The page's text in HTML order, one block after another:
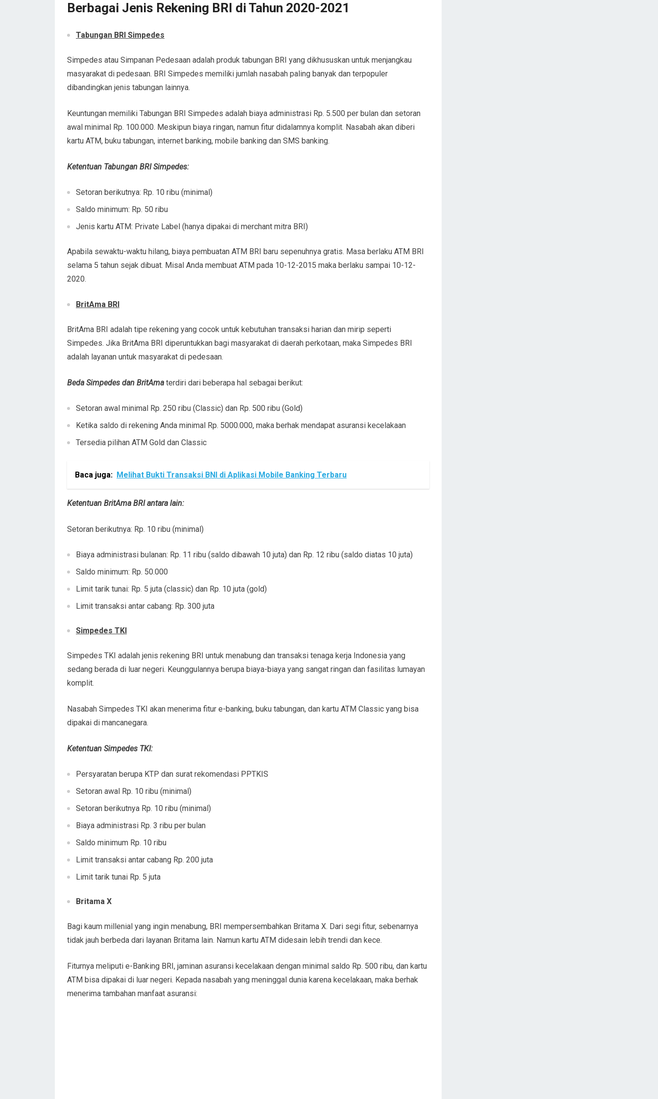
Berbagai Jenis Rekening BRI di Tahun 2020-2021
Tabungan BRI Simpedes
Simpedes atau Simpanan Pedesaan adalah produk tabungan BRI yang dikhususkan untuk menjangkau
masyarakat di pedesaan. BRI Simpedes memiliki jumlah nasabah paling banyak dan terpopuler
dibandingkan jenis tabungan lainnya.
Keuntungan memiliki Tabungan BRI Simpedes adalah biaya administrasi Rp. 5.500 per bulan dan setoran
awal minimal Rp. 100.000. Meskipun biaya ringan, namun fitur didalamnya komplit. Nasabah akan diberi
kartu ATM, buku tabungan, internet banking, mobile banking dan SMS banking.
Ketentuan Tabungan BRI Simpedes:
Setoran berikutnya: Rp. 10 ribu (minimal)
Saldo minimum: Rp. 50 ribu
Jenis kartu ATM: Private Label (hanya dipakai di merchant mitra BRI)
Apabila sewaktu-waktu hilang, biaya pembuatan ATM BRI baru sepenuhnya gratis. Masa berlaku ATM BRI
selama 5 tahun sejak dibuat. Misal Anda membuat ATM pada 10-12-2015 maka berlaku sampai 10-12-
2020.
BritAma BRI
BritAma BRI adalah tipe rekening yang cocok untuk kebutuhan transaksi harian dan mirip seperti
Simpedes. Jika BritAma BRI diperuntukkan bagi masyarakat di daerah perkotaan, maka Simpedes BRI
adalah layanan untuk masyarakat di pedesaan.
Beda Simpedes dan BritAma terdiri dari beberapa hal sebagai berikut:
Setoran awal minimal Rp. 250 ribu (Classic) dan Rp. 500 ribu (Gold)
Ketika saldo di rekening Anda minimal Rp. 5000.000, maka berhak mendapat asuransi kecelakaan
Tersedia pilihan ATM Gold dan Classic
Baca juga: Melihat Bukti Transaksi BNI di Aplikasi Mobile Banking Terbaru
Ketentuan BritAma BRI antara lain:
Setoran berikutnya: Rp. 10 ribu (minimal)
Biaya administrasi bulanan: Rp. 11 ribu (saldo dibawah 10 juta) dan Rp. 12 ribu (saldo diatas 10 juta)
Saldo minimum: Rp. 50.000
Limit tarik tunai: Rp. 5 juta (classic) dan Rp. 10 juta (gold)
Limit transaksi antar cabang: Rp. 300 juta
Simpedes TKI
Simpedes TKI adalah jenis rekening BRI untuk menabung dan transaksi tenaga kerja Indonesia yang
sedang berada di luar negeri. Keunggulannya berupa biaya-biaya yang sangat ringan dan fasilitas lumayan
komplit.
Nasabah Simpedes TKI akan menerima fitur e-banking, buku tabungan, dan kartu ATM Classic yang bisa
dipakai di mancanegara.
Ketentuan Simpedes TKI:
Persyaratan berupa KTP dan surat rekomendasi PPTKIS
Setoran awal Rp. 10 ribu (minimal)
Setoran berikutnya Rp. 10 ribu (minimal)
Biaya administrasi Rp. 3 ribu per bulan
Saldo minimum Rp. 10 ribu
Limit transaksi antar cabang Rp. 200 juta
Limit tarik tunai Rp. 5 juta
Britama X
Bagi kaum millenial yang ingin menabung, BRI mempersembahkan Britama X. Dari segi fitur, sebenarnya
tidak jauh berbeda dari layanan Britama lain. Namun kartu ATM didesain lebih trendi dan kece.
Fiturnya meliputi e-Banking BRI, jaminan asuransi kecelakaan dengan minimal saldo Rp. 500 ribu, dan kartu
ATM bisa dipakai di luar negeri. Kepada nasabah yang meninggal dunia karena kecelakaan, maka berhak
menerima tambahan manfaat asuransi: